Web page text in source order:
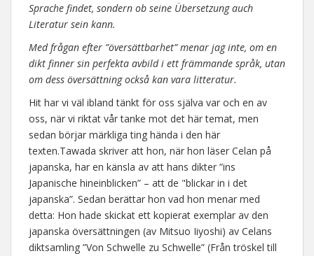
Sprache findet, sondern ob seine Übersetzung auch
Literatur sein kann.
Med frågan efter ”översättbarhet” menar jag inte, om en
dikt finner sin perfekta avbild i ett främmande språk, utan
om dess översättning också kan vara litteratur.
Hit har vi väl ibland tänkt för oss själva var och en av
oss, när vi riktat vår tanke mot det här temat, men
sedan börjar märkliga ting hända i den här
texten.Tawada skriver att hon, när hon läser Celan på
japanska, har en känsla av att hans dikter ”ins
Japanische hineinblicken” – att de "blickar in i det
japanska”. Sedan berättar hon vad hon menar med
detta: Hon hade skickat ett kopierat exemplar av den
japanska översättningen (av Mitsuo Iiyoshi) av Celans
diktsamling ”Von Schwelle zu Schwelle” (Från tröskel till